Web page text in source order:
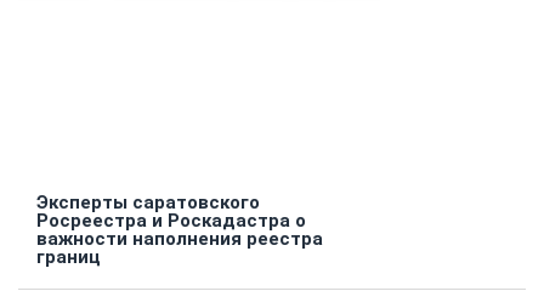
Эксперты саратовского
Росреестра и Роскадастра о
важности наполнения реестра
границ